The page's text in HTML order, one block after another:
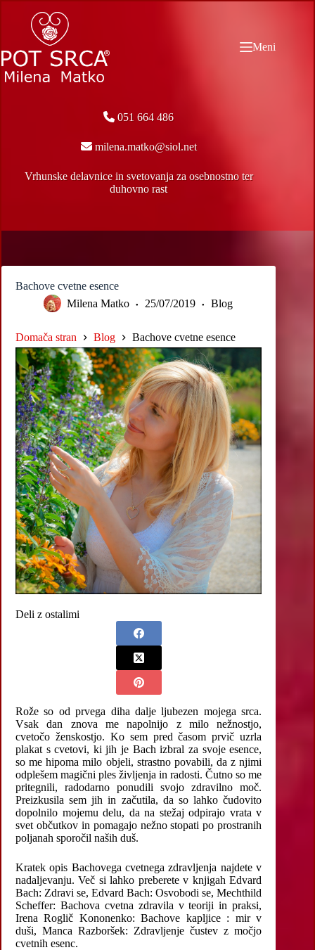
content
Meni
051 664 486
milena.matko@siol.net
Vrhunske delavnice in svetovanja za osebnostno ter
duhovno rast
Bachove cvetne esence
Milena Matko
25/07/2019 Blog
Domača stran Blog Bachove cvetne esence
Deli z ostalimi
Rože so od prvega diha dalje ljubezen mojega srca.
Vsak dan znova me napolnijo z milo nežnostjo,
cvetočo ženskostjo. Ko sem pred časom prvič uzrla
plakat s cvetovi, ki jih je Bach izbral za svoje esence,
so me hipoma milo objeli, strastno povabili, da z njimi
odplešem magični ples življenja in radosti. Čutno so me
pritegnili, radodarno ponudili svojo zdravilno moč.
Preizkusila sem jih in začutila, da so lahko čudovito
dopolnilo mojemu delu, da na stežaj odpirajo vrata v
svet občutkov in pomagajo nežno stopati po prostranih
poljanah sporočil naših duš.
Kratek opis Bachovega cvetnega zdravljenja najdete v
nadaljevanju. Več si lahko preberete v knjigah Edvard
Bach: Zdravi se, Edvard Bach: Osvobodi se, Mechthild
Scheffer: Bachova cvetna zdravila v teoriji in praksi,
Irena Roglič Kononenko: Bachove kapljice : mir v
duši, Manca Razboršek: Zdravljenje čustev z močjo
cvetnih esenc.